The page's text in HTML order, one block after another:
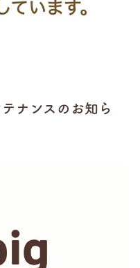
ナンスのお知ら